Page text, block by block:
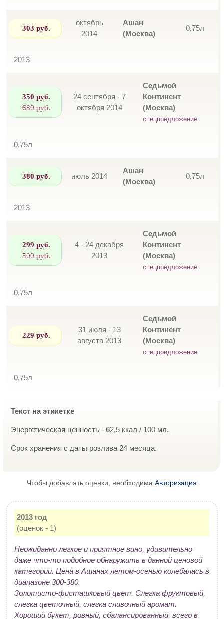
303 руб.
октябрь
2014
Ашан
(Москва)
0,75л
2013
350 руб.
680 руб.
24 сентября - 7
октября 2014
Седьмой
Континент
(Москва)
спецпредложение
0,75л
380 руб. июль 2014
Ашан
(Москва)
0,75л
2013
299 руб.
500 руб.
4 - 24 декабря
2013
Седьмой
Континент
(Москва)
спецпредложение
0,75л
229 руб.
31 июля - 13
августа 2013
Седьмой
Континент
(Москва)
спецпредложение
0,75л
Текст на этикетке
Энергетическая ценность - 62,5 ккал / 100 мл.
Срок хранения с даты розлива 24 месяца.
Чтобы добавлять оценки, необходима Авторизация
2013 год
(оценок - 1)
Неожиданно легкое и приятное вино, удивительно
даже что-то подобное обнаружить в данной ценовой
категории. Цена в Ашанах летом-осенью колебалась в
диапазоне 300-380.
Золотисто-фисташковый цвет. Слегка фруктовый,
слегка цветочный, слегка сливочный аромат.
Хороший букет, ровный, сбалансированный, всего в